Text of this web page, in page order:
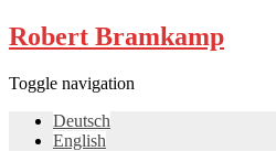
Robert Bramkamp
Toggle navigation
Deutsch
English